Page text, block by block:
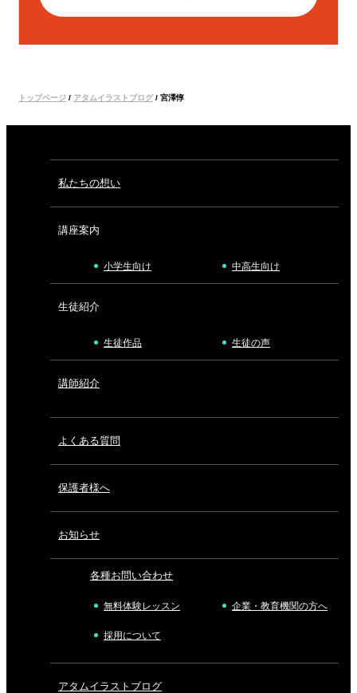
トップページ / アタムイラストブログ/ 宮澤惇
私たちの想い
講座案内
小学生向け 中高生向け
生徒紹介
生徒作品 生徒の声
講師紹介
よくある質問
保護者様へ
お知らせ
各種お問い合わせ
無料体験レッスン 企業・教育機関の方へ
採用について
アタムイラストブログ